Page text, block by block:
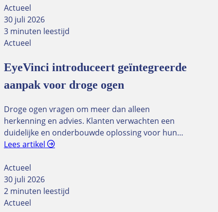
Actueel
30 juli 2026
3 minuten leestijd
Actueel
EyeVinci introduceert geïntegreerde
aanpak voor droge ogen
Droge ogen vragen om meer dan alleen
herkenning en advies. Klanten verwachten een
duidelijke en onderbouwde oplossing voor hun…
Lees artikel
Actueel
30 juli 2026
2 minuten leestijd
Actueel